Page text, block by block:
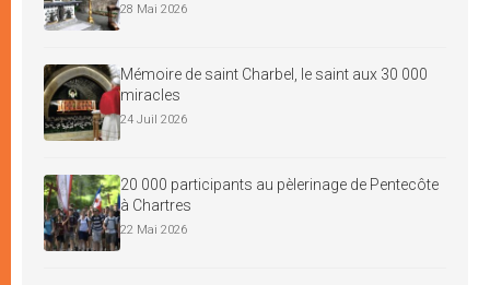
28 Mai 2026
Mémoire de saint Charbel, le saint aux 30 000
miracles
24 Juil 2026
20 000 participants au pèlerinage de Pentecôte
à Chartres
22 Mai 2026